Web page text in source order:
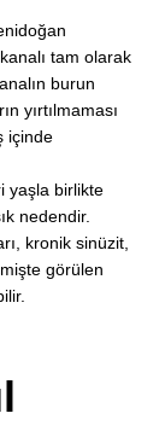
tam olarak
burun
yırtılmaması
içinde
yaşla birlikte
nedendir.
kronik sinüzit,
görülen